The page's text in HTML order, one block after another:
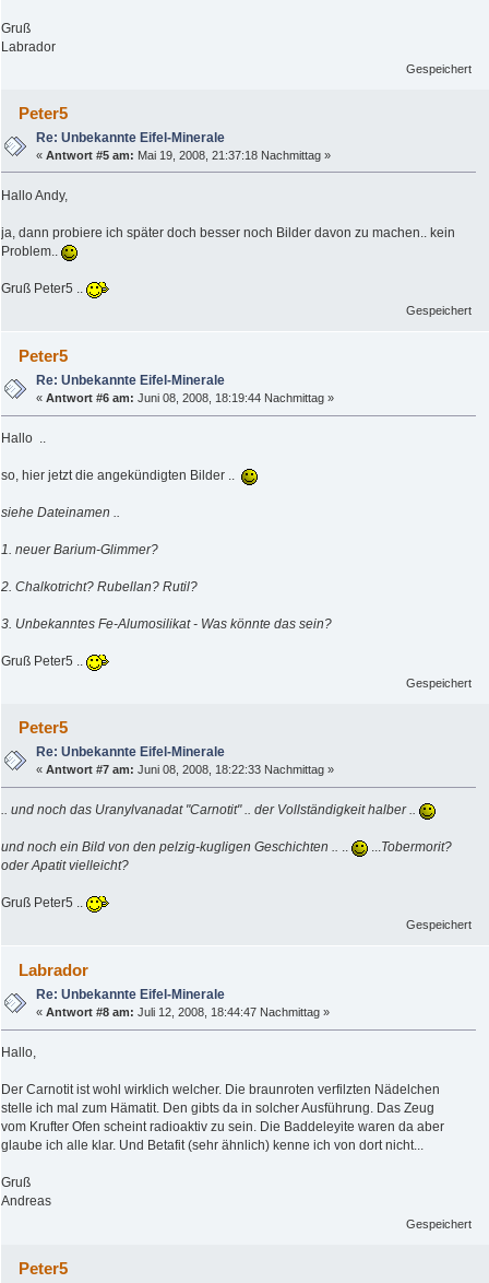
Gruß
Labrador
Gespeichert
Peter5
Re: Unbekannte Eifel-Minerale
«Antwort #5 am: Mai 19, 2008, 21:37:18 Nachmittag »
Hallo Andy,
ja, dann probiere ich später doch besser noch Bilder davon zu machen.. kein
Problem..
Gruß Peter5 ..
Gespeichert
Peter5
Re: Unbekannte Eifel-Minerale
«Antwort #6 am: Juni 08, 2008, 18:19:44 Nachmittag »
Hallo ..
so, hier jetzt die angekündigten Bilder ..
siehe Dateinamen ..
1. neuer Barium-Glimmer?
2. Chalkotricht? Rubellan? Rutil?
3. Unbekanntes Fe-Alumosilikat - Was könnte das sein?
Gruß Peter5 ..
Gespeichert
Peter5
Re: Unbekannte Eifel-Minerale
«Antwort #7 am: Juni 08, 2008, 18:22:33 Nachmittag »
.. und noch das Uranylvanadat "Carnotit" .. der Vollständigkeit halber ..
und noch ein Bild von den pelzig-kugligen Geschichten .. .. ...Tobermorit?
oder Apatit vielleicht?
Gruß Peter5 ..
Gespeichert
Labrador
Re: Unbekannte Eifel-Minerale
«Antwort #8 am: Juli 12, 2008, 18:44:47 Nachmittag »
Hallo,
Der Carnotit ist wohl wirklich welcher. Die braunroten verfilzten Nädelchen
stelle ich mal zum Hämatit. Den gibts da in solcher Ausführung. Das Zeug
vom Krufter Ofen scheint radioaktiv zu sein. Die Baddeleyite waren da aber
glaube ich alle klar. Und Betafit (sehr ähnlich) kenne ich von dort nicht...
Gruß
Andreas
Gespeichert
Peter5